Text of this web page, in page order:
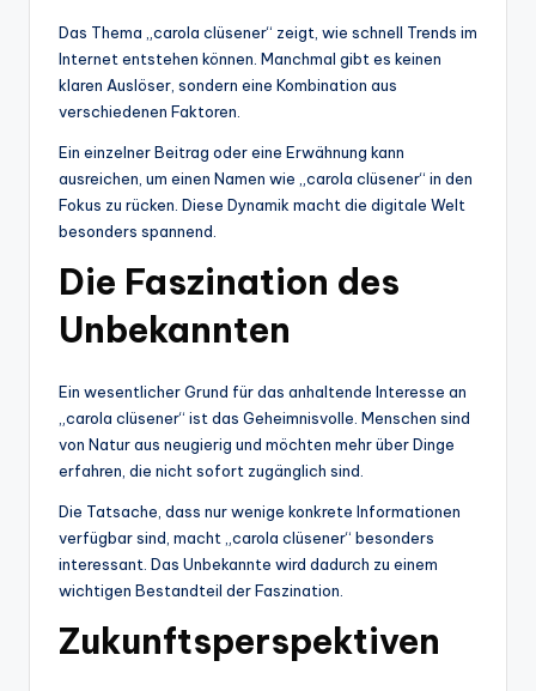
Das Thema „carola clüsener“ zeigt, wie schnell Trends im
Internet entstehen können. Manchmal gibt es keinen
klaren Auslöser, sondern eine Kombination aus
verschiedenen Faktoren.
Ein einzelner Beitrag oder eine Erwähnung kann
ausreichen, um einen Namen wie „carola clüsener“ in den
Fokus zu rücken. Diese Dynamik macht die digitale Welt
besonders spannend.
Die Faszination des
Unbekannten
Ein wesentlicher Grund für das anhaltende Interesse an
„carola clüsener“ ist das Geheimnisvolle. Menschen sind
von Natur aus neugierig und möchten mehr über Dinge
erfahren, die nicht sofort zugänglich sind.
Die Tatsache, dass nur wenige konkrete Informationen
verfügbar sind, macht „carola clüsener“ besonders
interessant. Das Unbekannte wird dadurch zu einem
wichtigen Bestandteil der Faszination.
Zukunftsperspektiven